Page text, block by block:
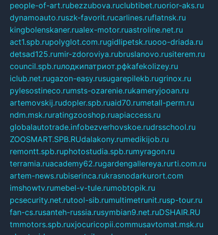
people-of-art.rubezzubova.ruclubtibet.ruorior-aks.ru
dynamoauto.ruszk-favorit.rucarlines.ruflatnsk.ru
kingbolenskaner.rualex-motor.ruastroline.net.ru
act1.spb.rupolyglot.com.rugidlipetsk.ruooo-driada.ru
detsad125.rumir-zdoroviya.rubruslanovo.rusiterem.ru
council.spb.ruлодкипатриот.рфkafekolizey.ru
iclub.net.rugazon-easy.rusugarepilekb.rugrinox.ru
pylesostineco.rumsts-ozarenie.rukameryjooan.ru
artemovskij.rudopler.spb.ruaid70.rumetall-perm.ru
ndm.msk.ruratingzooshop.ruapiaccess.ru
globalautotrade.infobezverhovskoe.rudrsschool.ru
ZOOSMART.SPB.RUdalakony.rumedikijob.ru
remontt.spb.ruphotostudia.spb.rumyragon.ru
terramia.ruacademy62.rugardengallereya.rurti.com.ru
artem-news.rubiserinca.rukrasnodarkurort.com
imshowtv.rumebel-v-tule.rumobtopik.ru
pcsecurity.net.rutool-sib.rumultimetrunit.rusp-tour.ru
fan-cs.rusanteh-russia.rusymbian9.net.ruDSHAIR.RU
tmmotors.spb.ruxjocuricopii.commusavtomat.msk.ru